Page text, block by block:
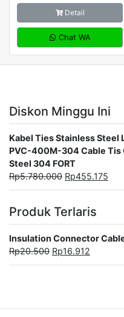
Detail
Chat WA
Diskon Minggu Ini
Kabel Ties Stainless Steel
PVC-400M-304 Cable Tis
Steel 304 FORT
Rp5.780.000 Rp455.175
Produk Terlaris
Insulation Connector
Rp20.500 Rp16.912